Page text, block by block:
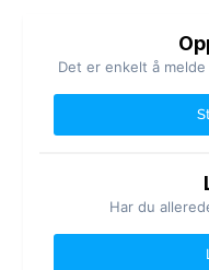
Det er enkelt å
Har du